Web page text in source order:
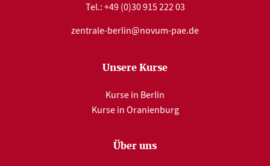
Tel.: +49 (0)30 915 222 03
zentrale-berlin@novum-pae.de
Unsere Kurse
Kurse in Berlin
Kurse in Oranienburg
Über uns